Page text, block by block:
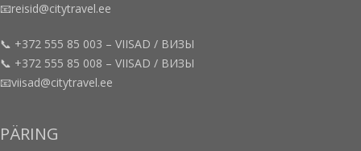
📧reisid@citytravel.ee
📞 +372 555 85 003 – VIISAD / ВИЗЫ
📞 +372 555 85 008 – VIISAD / ВИЗЫ
📧viisad@citytravel.ee
PÄRING